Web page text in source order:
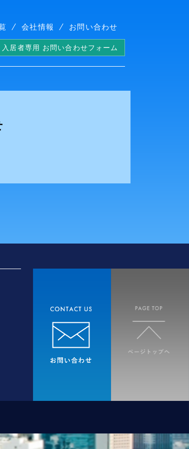
会社情報 お問い合わせ
入居者専用 お問い合わせフォーム